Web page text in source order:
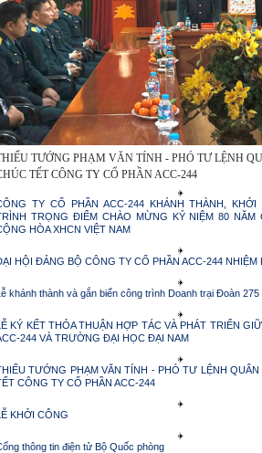
TƯỚNG PHẠM VĂN TÍNH - PHÓ TƯ LỆNH
TẾT CÔNG TY CỔ PHẦN ACC-244
TY CỔ PHẦN ACC-244 KHÁNH THÀNH, KHỞI
TRỌNG ĐIỂM CHÀO MỪNG KỶ NIỆM 80 NĂM
HÒA XHCN VIỆT NAM
HỘI ĐẢNG BỘ CÔNG TY CỔ PHẦN ACC-244 NHIỆM
khánh thành và gắn biển công trình Doanh trại Đoàn 275
KÝ KẾT THỎA THUẬN HỢP TÁC VÀ PHÁT TRIỂN
244 VÀ TRƯỜNG ĐẠI HỌC ĐẠI NAM
TƯỚNG PHẠM VĂN TÍNH - PHÓ TƯ LỆNH
CÔNG TY CỔ PHẦN ACC-244
KHỞI CÔNG
thông tin điện tử Bộ Quốc phòng